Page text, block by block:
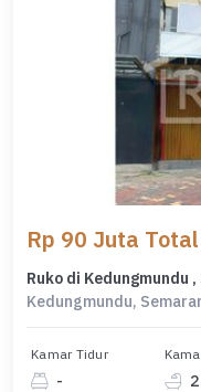
Rp 90 Juta
Ruko di Kedungmundu
Kedungmundu,
Kamar Tidur
- 2